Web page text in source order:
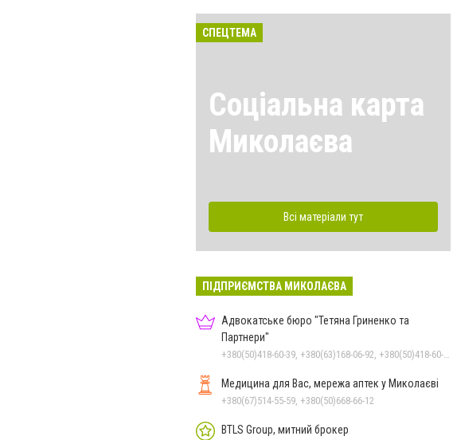
СПЕЦТЕМА
Соціальна карта
Миколаєва
Всі матеріали тут
ПІДПРИЄМСТВА МИКОЛАЄВА
Адвокатське бюро "Тетяна Гриненко та
Партнери"
Медицина для Вас, мережа аптек у Миколаєві
+380(67)514-55-59, +380(50)668-66-12
BTLS Group, митний брокер